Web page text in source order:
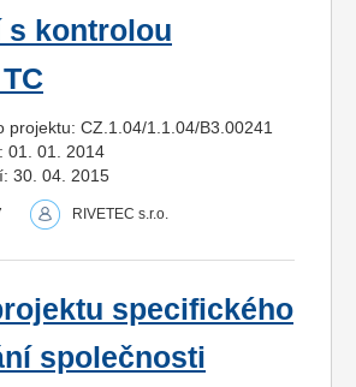
s kontrolou
projektu: CZ.1.04/1.1.04/B3.00241
01. 01. 2014
30. 04. 2015
RIVETEC s.r.o.
specifického
společnosti